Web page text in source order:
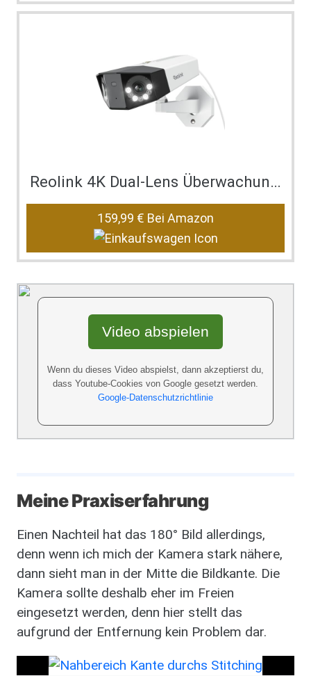
Reolink 4K Dual-Lens Überwachungskamera aussen, 1…
159,99 € Bei Amazon
Video abspielen
Wenn du dieses Video abspielst, dann akzeptierst du,
dass Youtube-Cookies von Google gesetzt werden.
Google-Datenschutzrichtlinie
Meine Praxiserfahrung
Einen Nachteil hat das 180° Bild allerdings,
denn wenn ich mich der Kamera stark nähere,
dann sieht man in der Mitte die Bildkante. Die
Kamera sollte deshalb eher im Freien
eingesetzt werden, denn hier stellt das
aufgrund der Entfernung kein Problem dar.